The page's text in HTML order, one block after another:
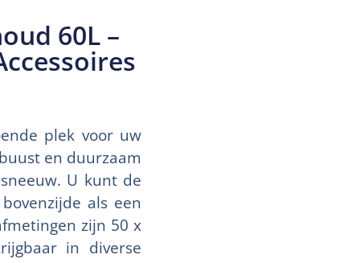
60L –
plek voor uw
en duurzaam
U kunt de
als een
zijn 50 x
in diverse